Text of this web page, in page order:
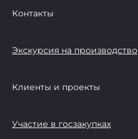
Контакты
Экскурсия на производство
Клиенты и проекты
Участие в госзакупках